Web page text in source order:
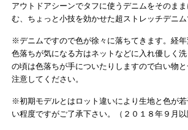
アウトドアシーンでタフに使うデニムをそのま
む、ちょっ と小技を効かせた超ストレッチデニム
※デニムですので色が徐々に落ちてきます。経年
色落ちが気になる方はネットなどに入れ優しく
の頃は色落ちが手についたりしますので白い物
注意してください。
※初期モデルとはロット違いにより生地と色が
い程度ですがご了承下さい。（２０１８年９月以